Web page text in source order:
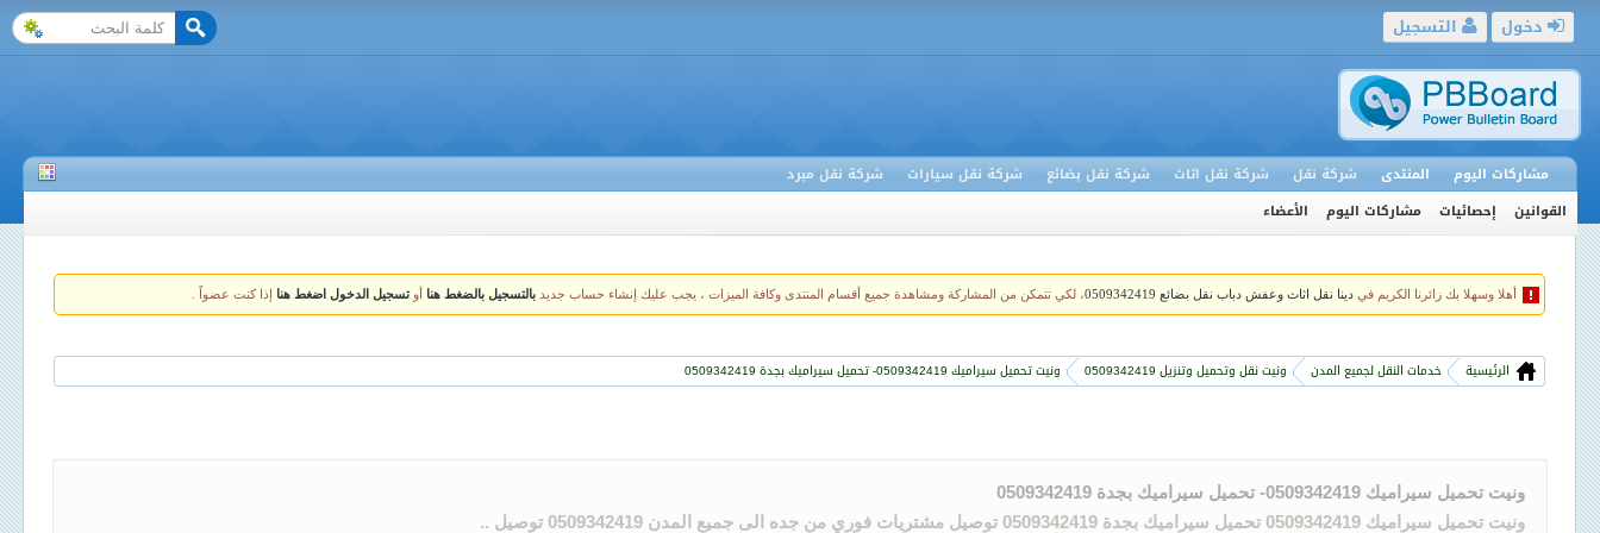
التسجيل دخول
مشاركات اليوم المنتدى شركة نقل شركة نقل اثاث شركة نقل بضائع شركة نقل سيارات
شركة نقل مبرد
القوانين
إحصائيات مشاركات اليوم الأعضاء
أهلا وسهلا بك زائرنا الكريم في دينا نقل اثاث وعفش دباب نقل بضائع 0509342419 ، لكي تتمكن من المشاركة ومشاهدة جميع أقسام المنتدى وكافة الميزات ، يجب عليك إنشاء حساب جديد بالتسجيل بالضغط هنا أوتسجيل الدخول اضغط هنا إذا كنت عضواً .
الرئيسية خدمات النقل لجميع المدن ونيت نقل وتحميل وتنزيل 0509342419 ونيت تحميل سيراميك 0509342419- تحميل سيراميك بجدة 0509342419
ونيت تحميل سيراميك 0509342419- تحميل سيراميك بجدة 0509342419
ونيت تحميل سيراميك 0509342419 تحميل سيراميك بجدة 0509342419 توصيل مشتريات فوري من جده الى جميع المدن 0509342419 توصيل ..